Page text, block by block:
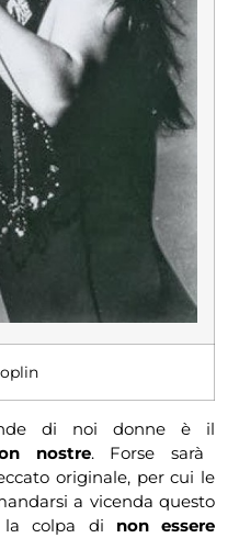
di noi donne è il
nostre. Forse sarà
originale, per cui le
a vicenda questo
la colpa di non essere